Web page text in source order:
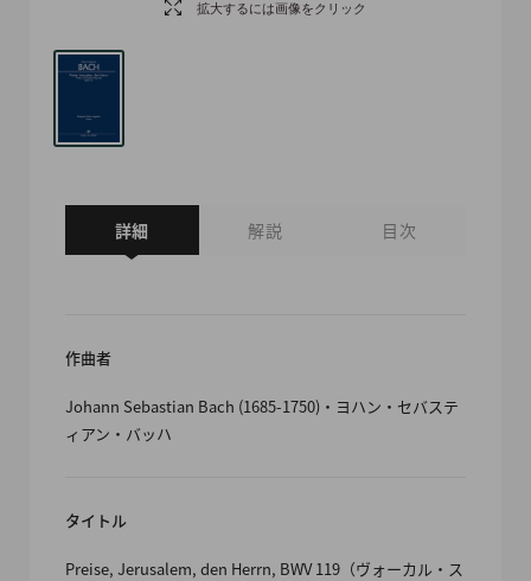
拡大するには画像をクリック
詳細 解説 目次
作曲者
Johann Sebastian Bach (1685-1750)・ヨハン・セバステ
ィアン・バッハ
タイトル
Preise, Jerusalem, den Herrn, BWV 119（ヴォーカル・ス